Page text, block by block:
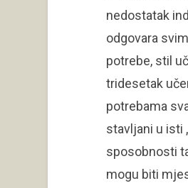
nedostatak
odgovara
potrebe, stil
tridesetak
potrebama
stavljani u isti
sposobnosti
mogu biti